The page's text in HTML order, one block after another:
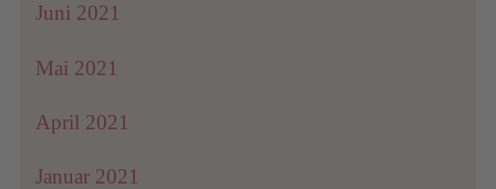
Juni 2021
Mai 2021
April 2021
Januar 2021